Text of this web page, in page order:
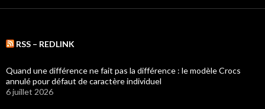
RSS – REDLINK
Quand une différence ne fait pas la différence : le modèle Crocs
annulé pour défaut de caractère individuel
6 juillet 2026